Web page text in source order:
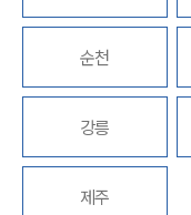
순천
강릉
제주